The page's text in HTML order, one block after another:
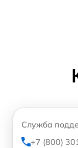
Служба
+7 (800)